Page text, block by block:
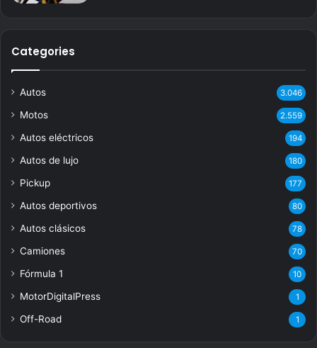
Categories
Autos 3.046
Motos 2.559
Autos eléctricos 194
Autos de lujo 180
Pickup 177
Autos deportivos 80
Autos clásicos 78
Camiones 70
Fórmula 1 10
MotorDigitalPress 1
Off-Road 1